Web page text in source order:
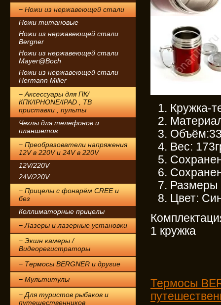
− Ножи из нержавеющей стали
Ножи титановые
Ножи из нержавеющей стали
Bergner
Ножи из нержавеющей стали
Mayer@Boch
Ножи из нержавеющей стали
Hermann Miller
− Аксессуары для ПК/
КПК/IPHONE/IPAD , ТВ
приставки , пульты
Чехлы для телефонов и
планшетов
− Преобразователи напряжения
12V в 220V и 24V в 220V
12V/220V
24V/220V
− Прицелы с фонарём CREE и
без
Коллиматорные прицелы
− Лазеры и лазерные установки
− Экшн камеры /
Видеорегистраторы
− Термосы BERGNER и другие
− Мультитулы
− Для туристов рыбаков и
путешественников
Кружка-
Вес:
Размеры
Цвет:
1 кружка
Термосы